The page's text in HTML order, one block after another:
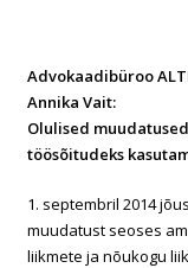
Advokaadibüroo
Annika Vait:
Olulised
töösõitudeks
1. septembril 2014
muudatust seoses
liikmete ja nõukogu